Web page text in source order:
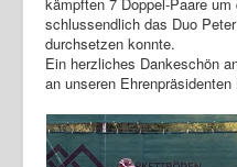
schlussendlich das Duo
durchsetzen konnte.
Ein herzliches Dankeschön
an unseren